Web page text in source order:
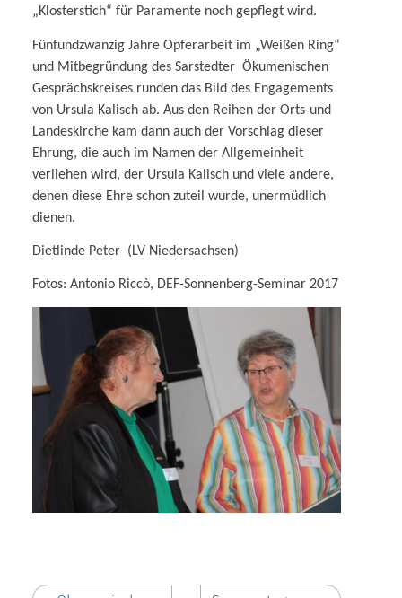
„Klosterstich“ für Paramente noch gepflegt wird.
Fünfundzwanzig Jahre Opferarbeit im „Weißen Ring“
und Mitbegründung des Sarstedter Ökumenischen
Gesprächskreises runden das Bild des Engagements
von Ursula Kalisch ab. Aus den Reihen der Orts-und
Landeskirche kam dann auch der Vorschlag dieser
Ehrung, die auch im Namen der Allgemeinheit
verliehen wird, der Ursula Kalisch und viele andere,
denen diese Ehre schon zuteil wurde, unermüdlich
dienen.
Dietlinde Peter (LV Niedersachsen)
Fotos: Antonio Riccò, DEF-Sonnenberg-Seminar 2017